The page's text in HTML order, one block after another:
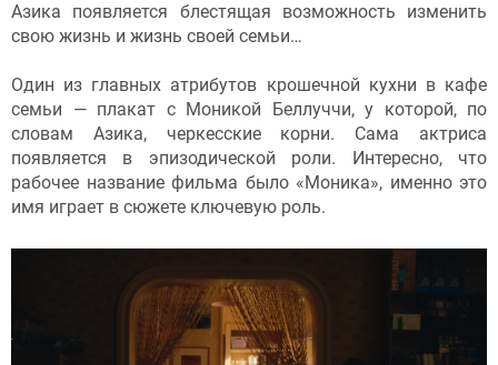
Азика появляется блестящая возможность изменить
свою жизнь и жизнь своей семьи…
Один из главных атрибутов крошечной кухни в кафе
семьи — плакат с Моникой Беллуччи, у которой, по
словам Азика, черкесские корни. Сама актриса
появляется в эпизодической роли. Интересно, что
рабочее название фильма было «Моника», именно это
имя играет в сюжете ключевую роль.